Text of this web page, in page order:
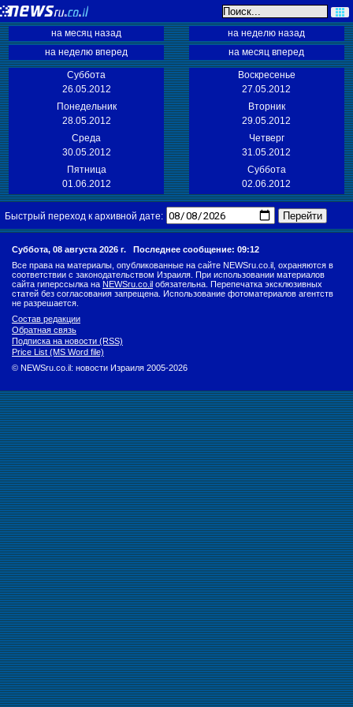
на месяц назад
на неделю назад
на неделю вперед
на месяц вперед
Суббота
02.06.2012
Пятница
01.06.2012
Четверг
31.05.2012
Среда
30.05.2012
Вторник
29.05.2012
Понедельник
28.05.2012
Воскресенье
27.05.2012
Суббота
26.05.2012
Быстрый переход к архивной дате: Перейти
Суббота, 08 августа 2026 г. Последнее сообщение: 09:12
Все права на материалы, опубликованные на сайте NEWSru.co.il, охраняются в
соответствии с законодательством Израиля. При использовании материалов
сайта гиперссылка на NEWSru.co.il обязательна. Перепечатка эксклюзивных
статей без согласования запрещена. Использование фотоматериалов агентств
не разрешается.
Состав редакции
Обратная связь
Подписка на новости (RSS)
Price List (MS Word file)
© NEWSru.co.il: новости Израиля 2005-2026